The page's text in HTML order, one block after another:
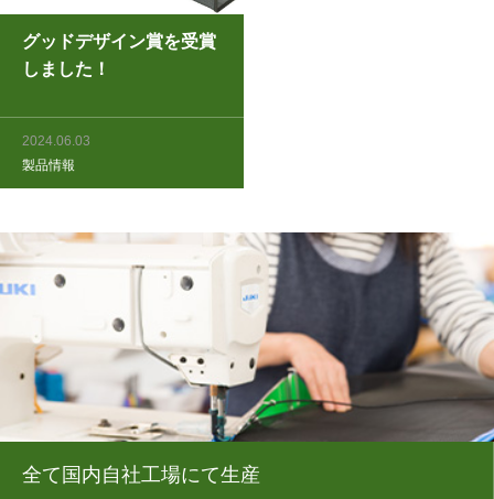
グッドデザイン賞を受賞
しました！
2024.06.03
製品情報
全て国内自社工場にて生産